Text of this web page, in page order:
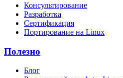
Консультирование
Разработка
Сертификация
Портирование на Linux
Полезно
Блог